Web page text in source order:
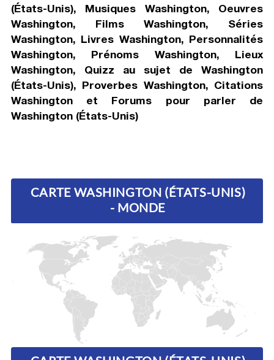
(États-Unis), Musiques Washington, Oeuvres
Washington, Films Washington, Séries
Washington, Livres Washington, Personnalités
Washington, Prénoms Washington, Lieux
Washington, Quizz au sujet de Washington
(États-Unis), Proverbes Washington, Citations
Washington et Forums pour parler de
Washington (États-Unis)
CARTE WASHINGTON (ÉTATS-UNIS)
- MONDE